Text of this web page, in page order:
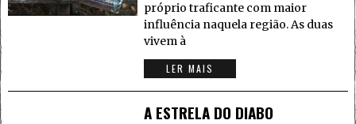
próprio traficante com maior
influência naquela região. As duas
vivem à
LER MAIS
A ESTRELA DO DIABO